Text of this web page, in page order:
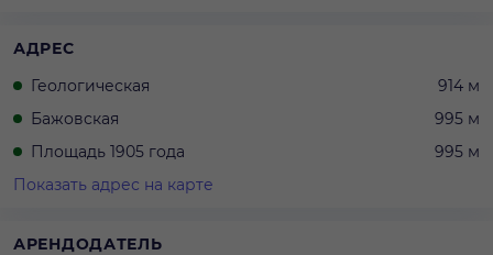
АДРЕС
Геологическая
914 м
Бажовская
995 м
Площадь 1905 года
995 м
Показать адрес на карте
АРЕНДОДАТЕЛЬ